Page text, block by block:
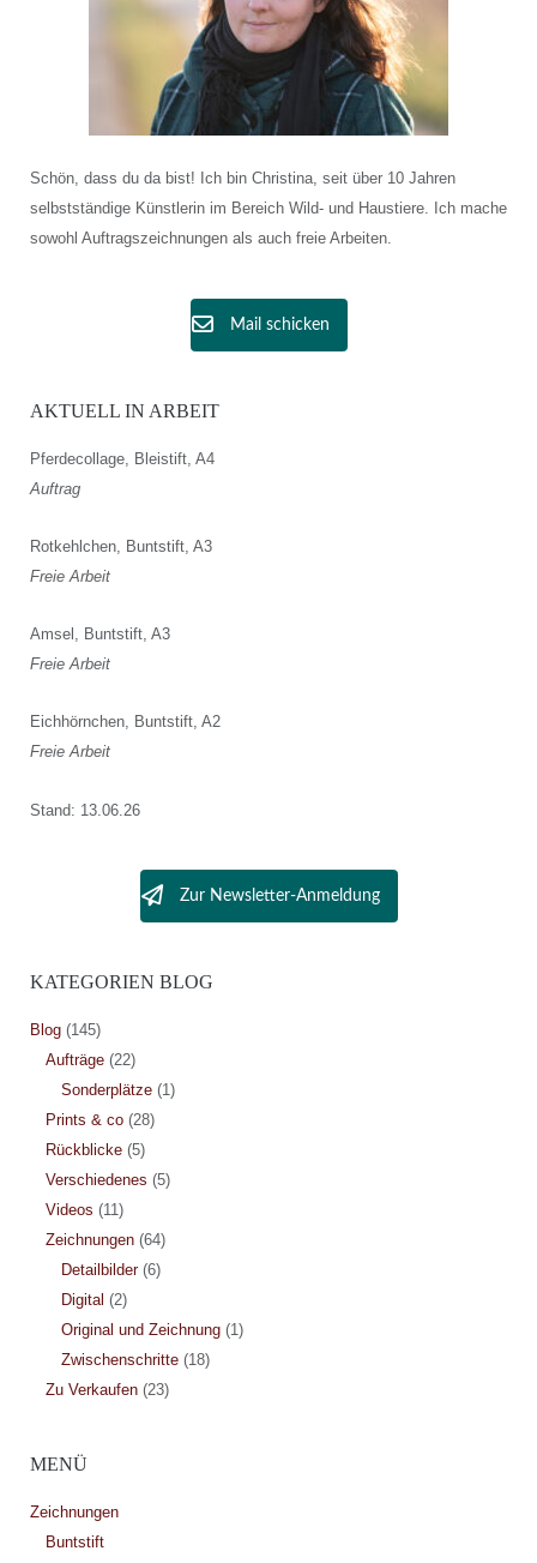
Schön, dass du da bist! Ich bin Christina, seit über 10 Jahren
selbstständige Künstlerin im Bereich Wild- und Haustiere. Ich mache
sowohl Auftragszeichnungen als auch freie Arbeiten.
Mail schicken
AKTUELL IN ARBEIT
Pferdecollage, Bleistift, A4
Auftrag
Rotkehlchen, Buntstift, A3
Freie Arbeit
Amsel, Buntstift, A3
Freie Arbeit
Eichhörnchen, Buntstift, A2
Freie Arbeit
Stand: 13.06.26
Zur Newsletter-Anmeldung
KATEGORIEN BLOG
Blog(145)
Aufträge(22)
Sonderplätze(1)
Prints & co(28)
Rückblicke(5)
Verschiedenes (5)
Videos (11)
Zeichnungen(64)
Detailbilder(6)
Digital (2)
Original und Zeichnung(1)
Zwischenschritte(18)
Zu Verkaufen(23)
MENÜ
Zeichnungen
Buntstift